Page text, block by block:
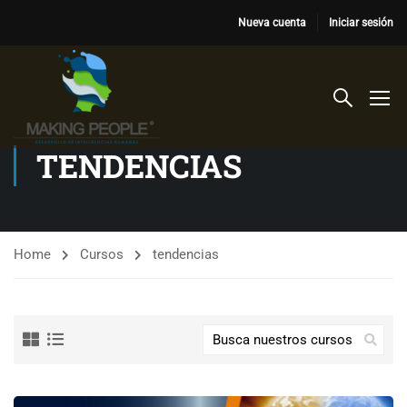
Nueva cuenta Iniciar sesión
TENDENCIAS
Home Cursos tendencias